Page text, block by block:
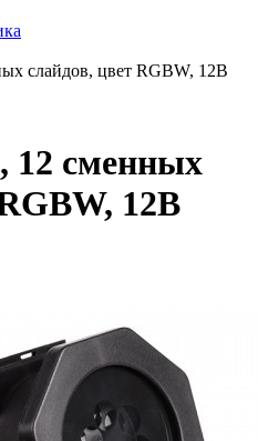
слайдов, цвет RGBW, 12В
12 сменных
12В